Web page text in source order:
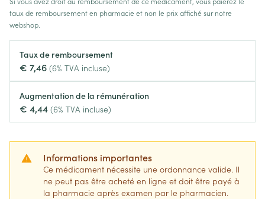
taux de remboursement en pharmacie et non le prix affiché sur notre
webshop.
Taux de remboursement
€ 7,46 (6% TVA incluse)
Augmentation de la rémunération
€ 4,44 (6% TVA incluse)
Informations importantes
Ce médicament nécessite une ordonnance valide. Il
ne peut pas être acheté en ligne et doit être payé à
la pharmacie après examen par le pharmacien.